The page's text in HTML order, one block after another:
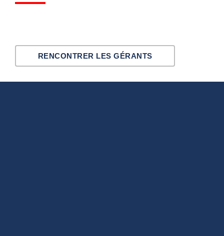
RENCONTRER LES GÉRANTS